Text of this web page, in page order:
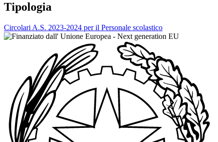
Tipologia
Circolari A.S. 2023-2024 per il Personale scolastico